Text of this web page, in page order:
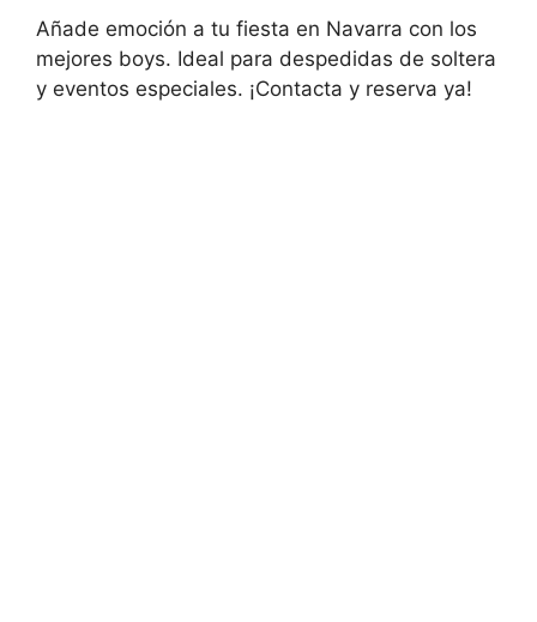
Añade emoción a tu fiesta en Navarra con los
mejores boys. Ideal para despedidas de soltera
y eventos especiales. ¡Contacta y reserva ya!